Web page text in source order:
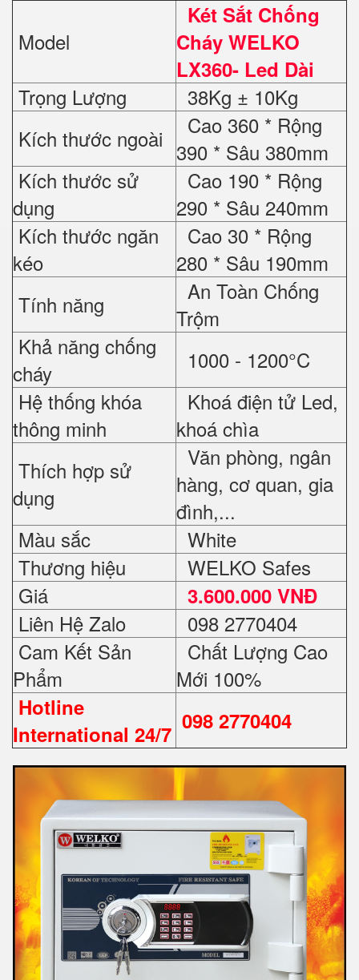
Model
Két Sắt Chống
Cháy WELKO
LX360- Led Dài
Trọng Lượng
38Kg ± 10Kg
Kích thước ngoài
Cao 360 * Rộng
390 * Sâu 380mm
Kích thước sử
dụng
Cao 190 * Rộng
290 * Sâu 240mm
Kích thước ngăn
kéo
Cao 30 * Rộng
280 * Sâu 190mm
Tính năng
An Toàn Chống
Trộm
Khả năng chống
cháy
1000 - 1200°C
Hệ thống khóa
thông minh
Khoá điện tử Led,
khoá chìa
Thích hợp sử
dụng
Văn phòng, ngân
hàng, cơ quan, gia
đình,...
Màu sắc
White
Thương hiệu
WELKO Safes
Giá
3.600.000 VNĐ
Liên Hệ Zalo
098 2770404
Cam Kết Sản
Phẩm
Chất Lượng Cao
Mới 100%
Hotline
International 24/7 098 2770404